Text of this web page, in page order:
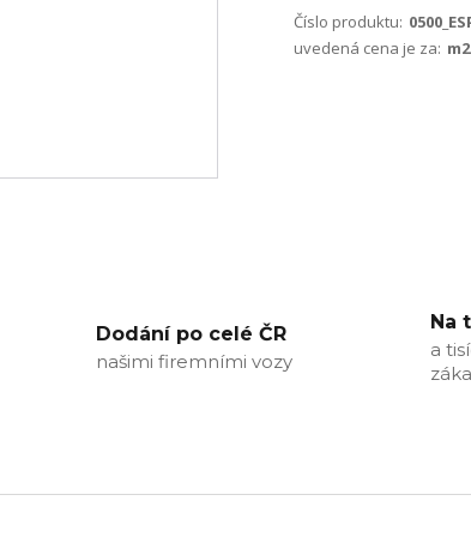
Číslo produktu:
uvedená cena je za: m2
Dodání po celé ČR
našimi firemními vozy
Na
a